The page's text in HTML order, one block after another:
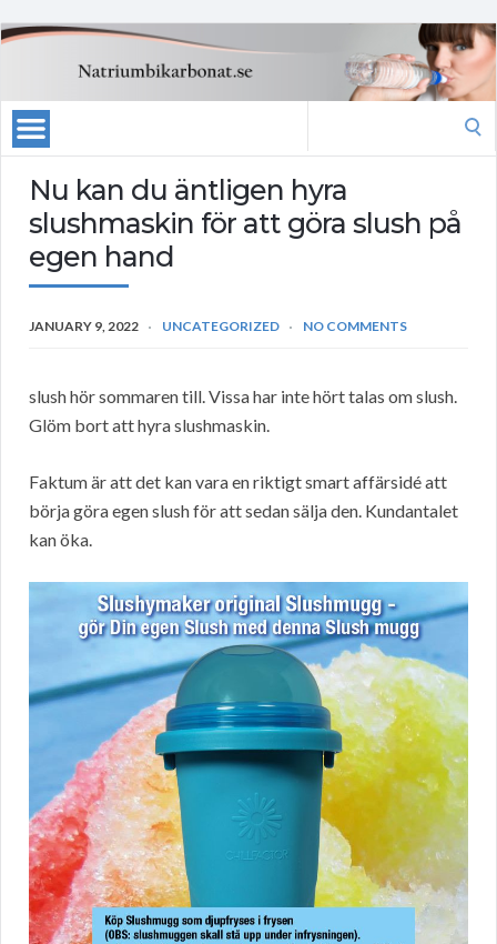
Nu kan du äntligen hyra
slushmaskin för att göra slush på
egen hand
JANUARY 9, 2022 UNCATEGORIZED NO COMMENTS
slush hör sommaren till. Vissa har inte hört talas om slush.
Glöm bort att hyra slushmaskin.
Faktum är att det kan vara en riktigt smart affärsidé att
börja göra egen slush för att sedan sälja den. Kundantalet
kan öka.